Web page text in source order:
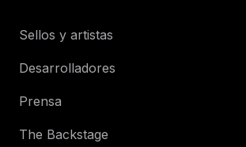
Sellos y artistas
Desarrolladores
Prensa
The Backstage